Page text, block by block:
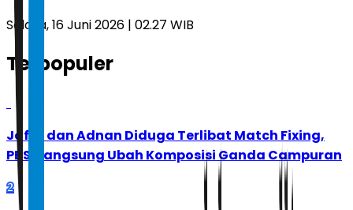
Selasa, 16 Juni 2026 | 02.27 WIB
Terpopuler
Jafar dan Adnan Diduga Terlibat Match Fixing,
PBSI Langsung Ubah Komposisi Ganda Campuran
2